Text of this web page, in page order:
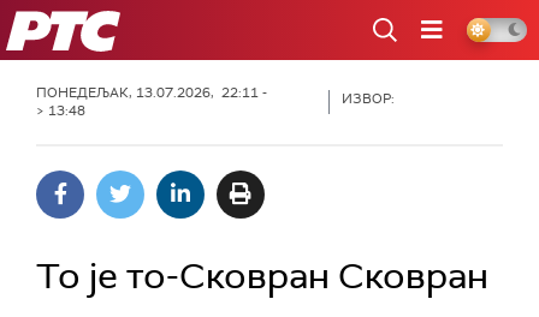
РТС
ПОНЕДЕЉАК, 13.07.2026, 22:11 -
> 13:48
ИЗВОР:
То је то-Сковран Сковран